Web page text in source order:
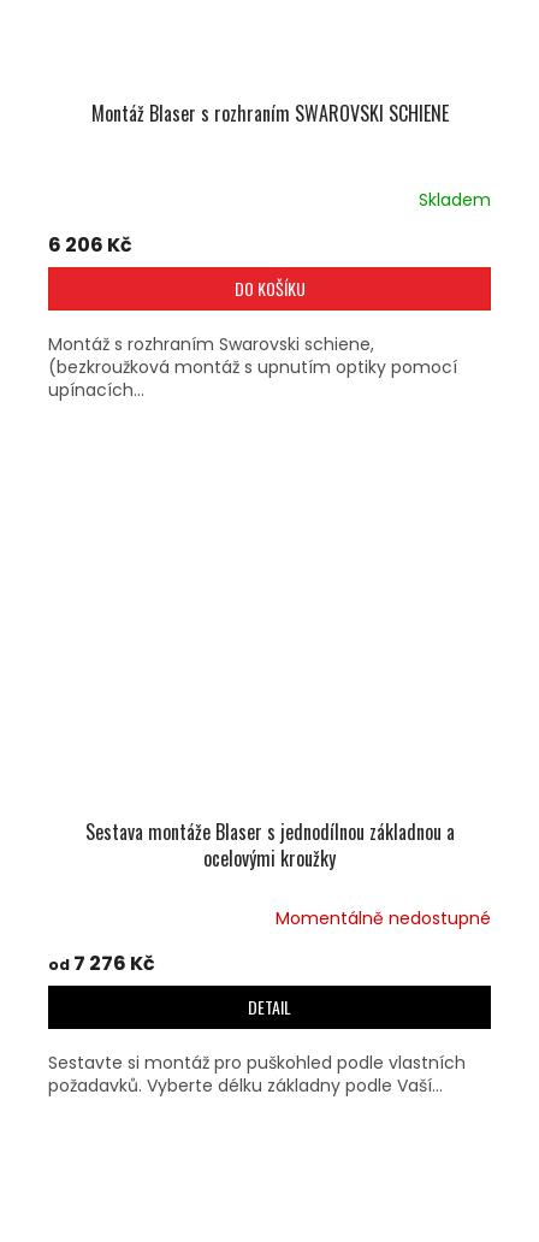
Montáž Blaser s rozhraním SWAROVSKI SCHIENE
Skladem
6 206 Kč
DO KOŠÍKU
Montáž s rozhraním Swarovski schiene,
(bezkroužková montáž s upnutím optiky pomocí
upínacích...
Sestava montáže Blaser s jednodílnou základnou a
ocelovými kroužky
Momentálně nedostupné
od 7 276 Kč
DETAIL
Sestavte si montáž pro puškohled podle vlastních
požadavků. Vyberte délku základny podle Vaší...